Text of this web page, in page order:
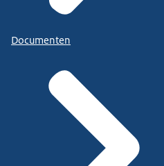
Documenten